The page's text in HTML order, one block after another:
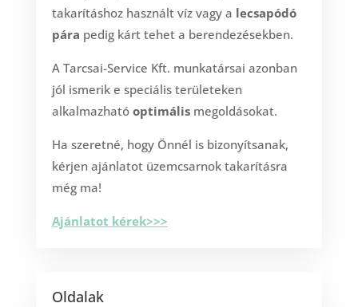
takarításhoz használt víz vagy a lecsapódó
pára pedig kárt tehet a berendezésekben.
A Tarcsai-Service Kft. munkatársai azonban
jól ismerik e speciális területeken
alkalmazhatóoptimális megoldásokat.
Ha szeretné, hogy Önnél is bizonyítsanak,
kérjen ajánlatot üzemcsarnok takarításra
még ma!
Ajánlatot kérek>>>
Oldalak